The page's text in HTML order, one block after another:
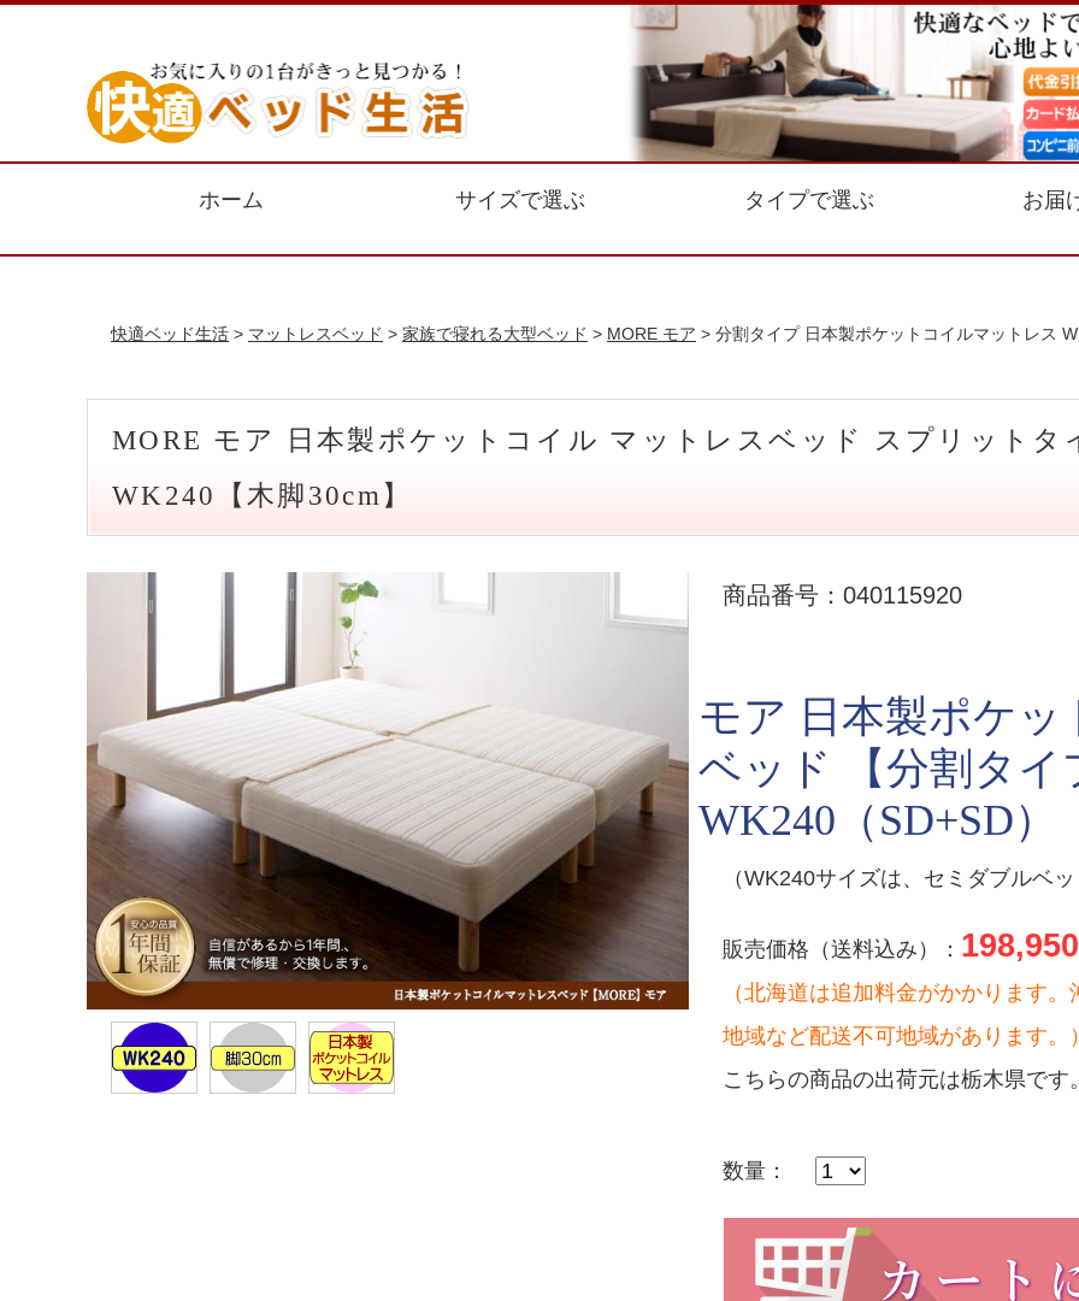
ホーム サイズで選ぶ タイプで選ぶ お届
快適ベッド生活 > マットレスベッド > 家族で寝れる大型ベッド > MORE モア > 分割タイプ 日本製ポケットコイルマットレス
MORE モア 日本製ポケットコイル マットレスベッド スプリットタ
WK240【木脚30cm】
商品番号：040115920
モア 日本製ポケ
ベッド 【分割タイ
WK240（SD+SD）
（WK240サイズは、セミダブルベ
販売価格（送料込み）： 198,950
（北海道は追加料金がかかります
地域など配送不可地域があります。
こちらの商品の出荷元は栃木県です
数量：